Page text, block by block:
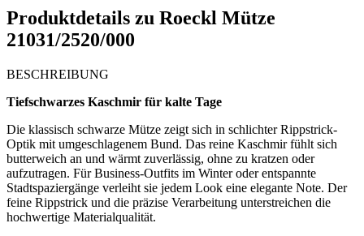
Produktdetails zu Roeckl Mütze
21031/2520/000
BESCHREIBUNG
Tiefschwarzes Kaschmir für kalte Tage
Die klassisch schwarze Mütze zeigt sich in schlichter Rippstrick-
Optik mit umgeschlagenem Bund. Das reine Kaschmir fühlt sich
butterweich an und wärmt zuverlässig, ohne zu kratzen oder
aufzutragen. Für Business-Outfits im Winter oder entspannte
Stadtspaziergänge verleiht sie jedem Look eine elegante Note. Der
feine Rippstrick und die präzise Verarbeitung unterstreichen die
hochwertige Materialqualität.